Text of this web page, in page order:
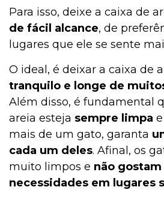
Para isso, deixe a caixa de
de fácil alcance, de
lugares que ele se sente
O ideal, é deixar a caixa de
tranquilo e longe de
Além disso, é fundamental
areia esteja sempre limpa
mais de um gato, garanta
cada um deles. Afinal, os
muito limpos e não
necessidades em lugares